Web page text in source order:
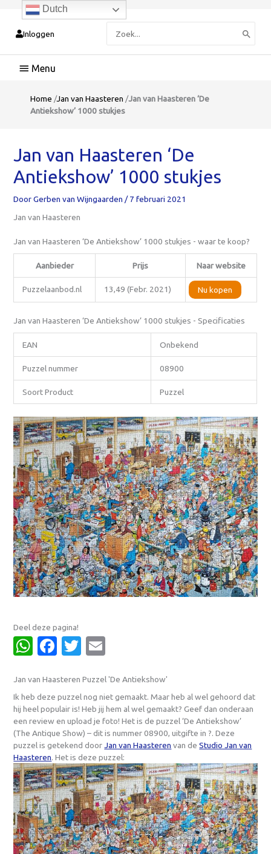
Inloggen
naar:
Hoofdmenu
Home /Jan van Haasteren /Jan van Haasteren ‘De
Antiekshow’ 1000 stukjes
Jan van Haasteren ‘De
Antiekshow’ 1000 stukjes
DoorGerben van Wijngaarden /7 februari 2021
Jan van Haasteren
Jan van Haasteren ‘De Antiekshow’ 1000 stukjes - waar te koop?
Aanbieder Prijs Naar website
Puzzelaanbod.nl 13,49 (Febr. 2021) Nu kopen
Jan van Haasteren ‘De Antiekshow’ 1000 stukjes - Specificaties
EAN Onbekend
Puzzel nummer 08900
Soort Product Puzzel
Deel deze pagina!
WhatsApp
Facebook
Twitter
Jan van Haasteren Puzzel 'De Antiekshow'
Ik heb deze puzzel nog niet gemaakt. Maar heb al wel gehoord dat
hij heel populair is! Heb jij hem al wel gemaakt? Geef dan onderaan
een review en upload je foto! Het is de puzzel ‘De Antiekshow’
(The Antique Show) – dit is nummer 08900, uitgifte in ?. Deze
puzzel is getekend doorJan van Haasteren van deStudio Jan van
Haasteren. Het is deze puzzel:
Dutch